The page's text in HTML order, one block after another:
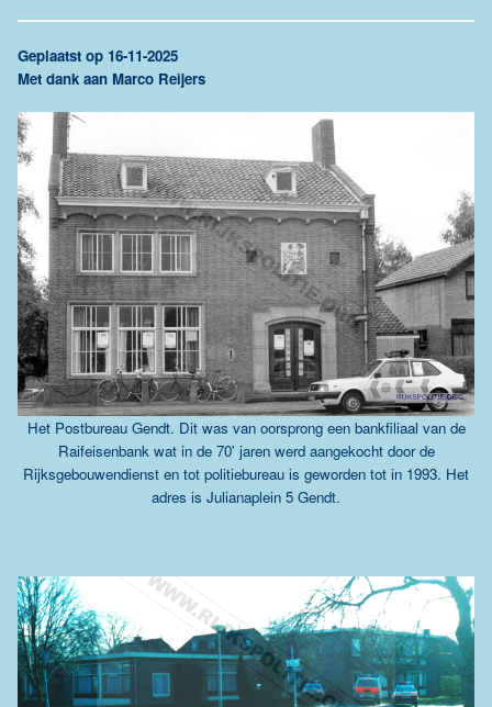
Geplaatst op 16-11-2025
Met dank aan Marco Reijers
Het Postbureau Gendt. Dit was van oorsprong een bankfiliaal van de
Raifeisenbank wat in de 70' jaren werd aangekocht door de
Rijksgebouwendienst en tot politiebureau is geworden tot in 1993. Het
adres is Julianaplein 5 Gendt.